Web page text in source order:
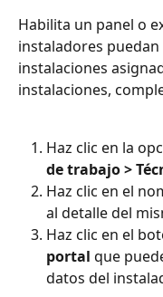
Habilita un panel o
instaladores
instalaciones
instalaciones,
Haz clic en la
de trabajo >
Haz clic en el
al detalle del
Haz clic en el
portal que
datos del